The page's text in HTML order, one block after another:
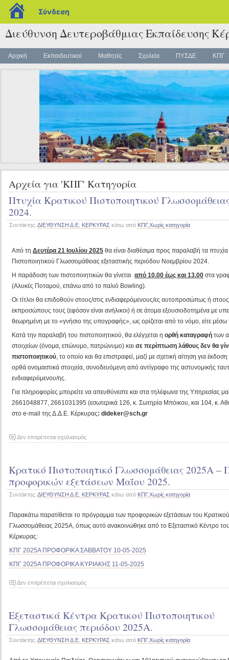
blogs.sch.gr
Σύνδεση
Διεύθυνση Δευτεροβάθμιας Εκπαίδευσης
Αρχική Εκπαιδευτικοί Μαθητές Σχολεία ΠΥΣΔΕ ΚΠΓ
Αρχεία για 'ΚΠΓ' Κατηγορία
Πτυχία Κρατικού Πιστοποιητικού
2024.
Συντάκτης: ΔΙΕΥΘΥΝΣΗ Δ.Ε. ΚΕΡΚΥΡΑΣ κάτω από ΚΠΓ,Χωρίς κατηγορία
Από τη Δευτέρα 21 Ιουλίου 2025 θα είναι διαθέσιμα προς παραλαβή τα
Πιστοποιητικού Γλωσσομάθειας εξεταστικής περιόδου Νοεμβρίου 2024.
Η παράδοση των πιστοποιητικών θα γίνεται από 10.00 έως και 13.00 στα
(Αλυκές Ποταμού, επάνω από το παλιό Bowling).
Οι τίτλοι θα επιδοθούν στους/στις ενδιαφερόμενους/ες αυτοπροσώπως ή
εκπροσώπους τους (εφόσον είναι ανήλικοι) ή σε άτομα εξουσιοδοτημένα με
θεωρημένη με το «γνήσιο της υπογραφής», ως ορίζεται από το νόμο, είτε
Κατά την παραλαβή του πιστοποιητικού, θα ελέγχεται η ορθή καταγραφή των
στοιχείων (όνομα, επώνυμο, πατρώνυμο) και σε περίπτωση λάθους δεν θα
πιστοποιητικού, το οποίο και θα επιστραφεί, μαζί με σχετική αίτηση για
ορθά ονομαστικά στοιχεία, συνοδευόμενη από αντίγραφο της αστυνομικής
ενδιαφερόμενου/ης.
Για πληροφορίες μπορείτε να απευθύνεστε και στα τηλέφωνα της Υπηρεσίας
2661048877, 2661031395 (εσωτερικά 126, κ. Σωτηρία Μπόικου, και 104, κ.
στο e-mail της Δ.Δ.Ε. Κέρκυρας: dideker@sch.gr
Δεν επιτρέπεται σχολιασμόςστο
Πιστοποιητικού
Γλωσσομάθειας
Νοεμβρίου
2024.
Κρατικό Πιστοποιητικό Γλωσσομάθειας 2025Α
προφορικών εξετάσεων Μαΐου 2025.
Συντάκτης: ΔΙΕΥΘΥΝΣΗ Δ.Ε. ΚΕΡΚΥΡΑΣ κάτω από ΚΠΓ,Χωρίς κατηγορία
Παρακάτω παρατίθεται το πρόγραμμα των προφορικών εξετάσεων του
Γλωσσομάθειας 2025Α, όπως αυτό ανακοινώθηκε από το Εξεταστικό Κέντρο
Κέρκυρας:
ΚΠΓ 2025Α ΠΡΟΦΟΡΙΚΑ ΣΑΒΒΑΤΟΥ 10-05-2025
ΚΠΓ 2025Α ΠΡΟΦΟΡΙΚΑ ΚΥΡΙΑΚΗΣ 11-05-2025
Δεν επιτρέπεται σχολιασμόςστο
Γλωσσομάθειας
2025Α
–
Πρόγραμμα
Εξεταστικά Κέντρα Κρατικού Πιστοποιητικού
Γλωσσομάθειας περιόδου 2025Α.
Συντάκτης: ΔΙΕΥΘΥΝΣΗ Δ.Ε. ΚΕΡΚΥΡΑΣ κάτω από ΚΠΓ,Χωρίς κατηγορία